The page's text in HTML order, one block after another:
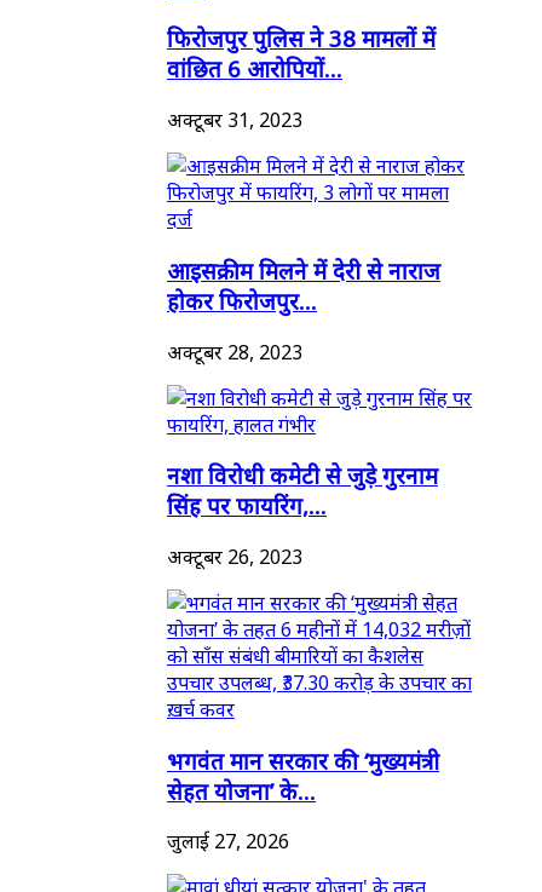
फिरोजपुर पुलिस ने 38 मामलों में
वांछित 6 आरोपियों...
अक्टूबर 31, 2023
आइसक्रीम मिलने में देरी से नाराज
होकर फिरोजपुर...
अक्टूबर 28, 2023
नशा विरोधी कमेटी से जुड़े गुरनाम
सिंह पर फायरिंग,...
अक्टूबर 26, 2023
भगवंत मान सरकार की ‘मुख्यमंत्री
सेहत योजना’ के...
जुलाई 27, 2026